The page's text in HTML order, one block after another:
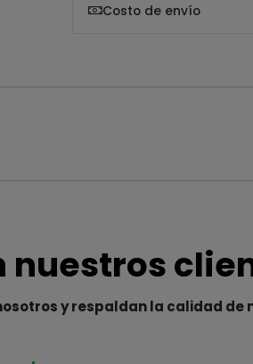
Costo de envío
nuestros
y respaldan la calidad